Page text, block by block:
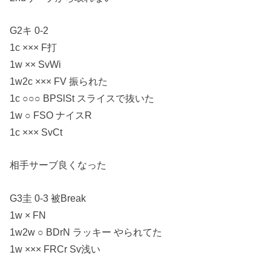
G2キ 0-2
1c ××× F打
1w ×× SvWi
1w2c ××× FV 振られた
1c ○○○ BPSlSt スライスで抜いた
1w ○ FSO ナイスR
1c ××× SvCt
相手サーブ良くなった
G3圭 0-3 被Break
1w × FN
1w2w ○ BDrN ラッキー やられてた
1w ××× FRCr Sv浅い